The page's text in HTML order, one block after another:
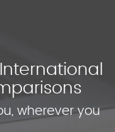
wherever you